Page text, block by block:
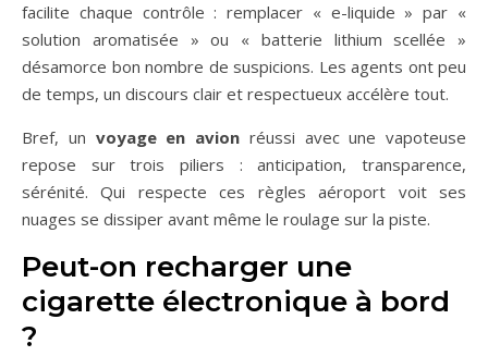
facilite chaque contrôle : remplacer « e-liquide » par «
solution aromatisée » ou « batterie lithium scellée »
désamorce bon nombre de suspicions. Les agents ont peu
de temps, un discours clair et respectueux accélère tout.
Bref, un voyage en avion réussi avec une vapoteuse
repose sur trois piliers : anticipation, transparence,
sérénité. Qui respecte ces règles aéroport voit ses
nuages se dissiper avant même le roulage sur la piste.
Peut-on recharger une
cigarette électronique à bord
?